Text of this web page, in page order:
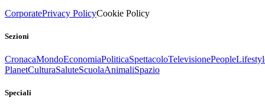
CorporatePrivacy PolicyCookie Policy
Sezioni
CronacaMondoEconomiaPoliticaSpettacoloTelevisionePeople
PlanetCulturaSaluteScuolaAnimaliSpazio
Speciali